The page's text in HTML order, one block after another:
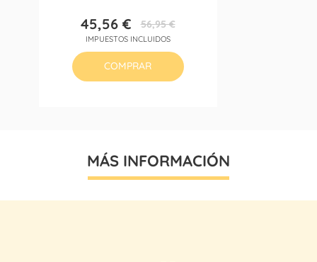
Precio
45,56 €Precio
base
56,95 €
IMPUESTOS INCLUIDOS
COMPRAR
MÁS INFORMACIÓN